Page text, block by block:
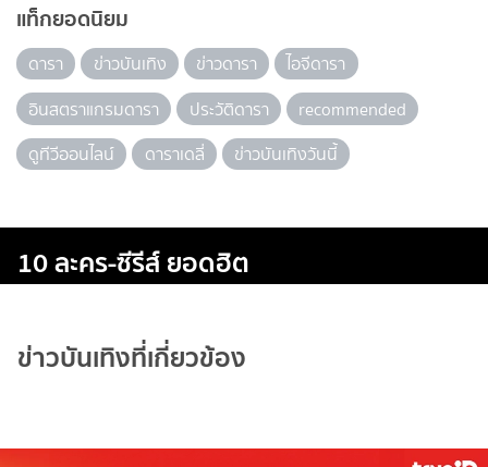
แท็กยอดนิยม
ดารา ข่าวบันเทิง ข่าวดารา
ไอจีดารา
อินสตราแกรมดารา
ประวัติดารา
recommended
ดูทีวีออนไลน์
ดาราเดลี่ ข่าวบันเทิงวันนี้
10 ละคร-ซีรีส์ ยอดฮิต
ข่าวบันเทิงที่เกี่ยวข้อง